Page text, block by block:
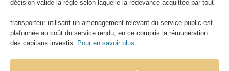
décision valide la règle selon laquelle la redevance acquittée par tout
transporteur utilisant un aménagement relevant du service public est
plafonnée au coût du service rendu, en ce compris la rémunération
des capitaux investis. Pour en savoir plus